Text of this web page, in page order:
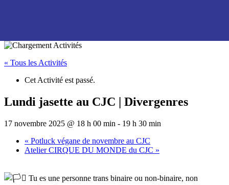
« Tous les Activités
Cet Activité est passé.
Lundi jasette au CJC | Divergenres
17 novembre 2025 @ 18 h 00 min - 19 h 30 min
« Potluck végane de novembre au CJC
Atelier CIRQUE DU MONDE du CJC »
Tu es une personne trans binaire ou non-binaire, non